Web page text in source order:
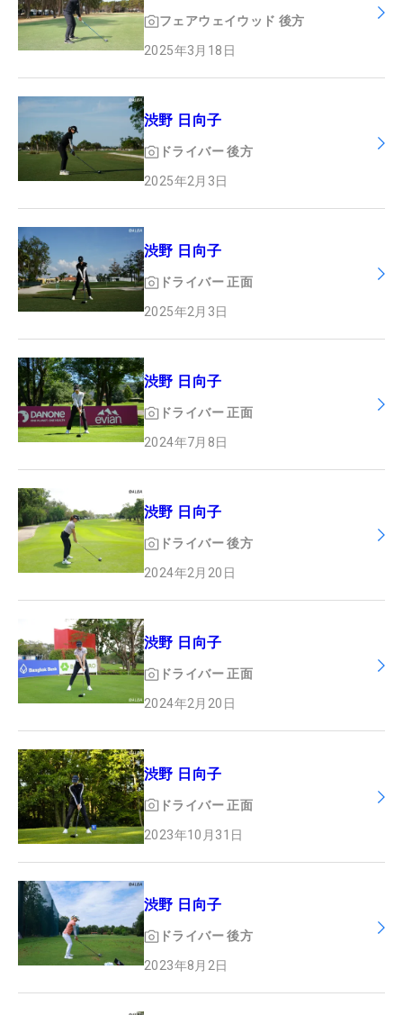
フェアウェイウッド 後方
2025年3月18日
渋野 日向子
ドライバー 後方
2025年2月3日
渋野 日向子
ドライバー 正面
2025年2月3日
渋野 日向子
ドライバー 正面
2024年7月8日
渋野 日向子
ドライバー 後方
2024年2月20日
渋野 日向子
ドライバー 正面
2024年2月20日
渋野 日向子
ドライバー 正面
2023年10月31日
渋野 日向子
ドライバー 後方
2023年8月2日